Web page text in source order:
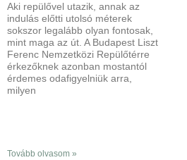
Aki repülővel utazik, annak az
indulás előtti utolsó méterek
sokszor legalább olyan fontosak,
mint maga az út. A Budapest Liszt
Ferenc Nemzetközi Repülőtérre
érkezőknek azonban mostantól
érdemes odafigyelniük arra,
milyen
Tovább olvasom »